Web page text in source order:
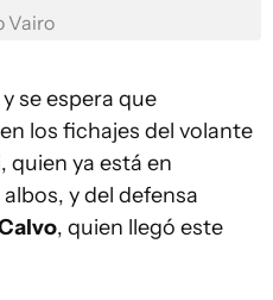
Vairo
se espera que
los fichajes del volante
, quien ya está en
y del defensa
, quien llegó este